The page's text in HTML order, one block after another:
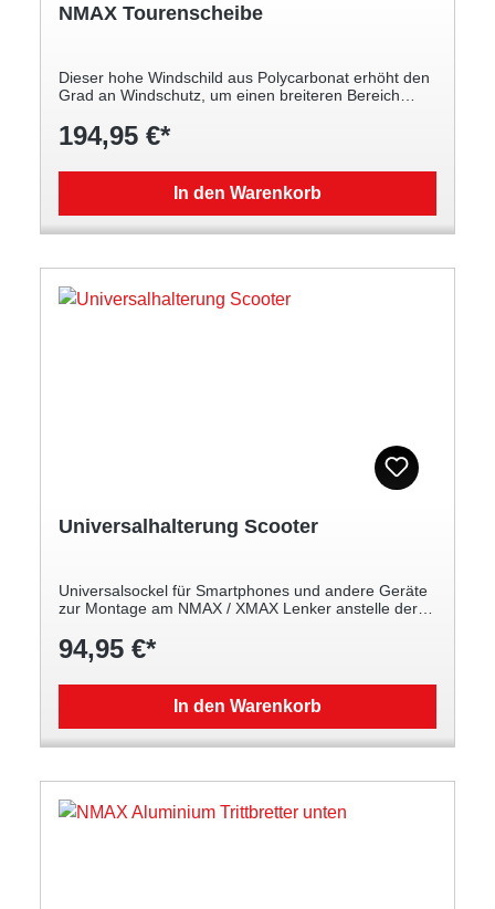
NMAX Tourenscheibe
Dieser hohe Windschild aus Polycarbonat erhöht den
Grad an Windschutz, um einen breiteren Bereich
seinen Händen auf den Griffen. Er reduziert auf
effiziente Art und Weise die Menge an Regen und
während er in Bewegung ist, was eine bequemere
Fahrt bietet, sowohl beim Touren oder auf dem Weg
zur Arbeit. NMAX-Logo integriert Kratz- und
schlagfest dank gehärtetem Polycarbonat Ungefähre
240 mm höher als das Standard-Windschild Moderne
Linien des NMAX
194,95 €*
In den Warenkorb
Universalhalterung Scooter
Universalsockel für Smartphones und andere Geräte
zur Montage am NMAX / XMAX Lenker anstelle der
Smartphones oder Navigationsgeräts
Anschlussvorbereitung für zusätzlichen USB-Stecker
Navigationshalter Zubehör
94,95 €*
In den Warenkorb